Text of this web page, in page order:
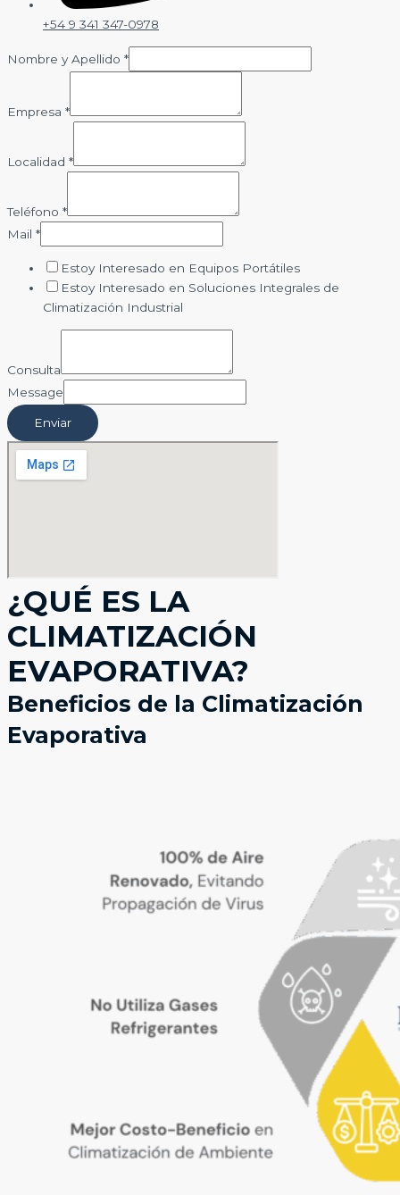
+54 9 341 347-0978
Nombre y Apellido *
Empresa *
Localidad *
Teléfono *
Mail *
Estoy Interesado en Equipos Portátiles
Estoy Interesado en Soluciones Integrales de
Climatización Industrial
Consulta
Message
Enviar
¿QUÉ ES LA
CLIMATIZACIÓN
EVAPORATIVA?
Beneficios de la Climatización
Evaporativa